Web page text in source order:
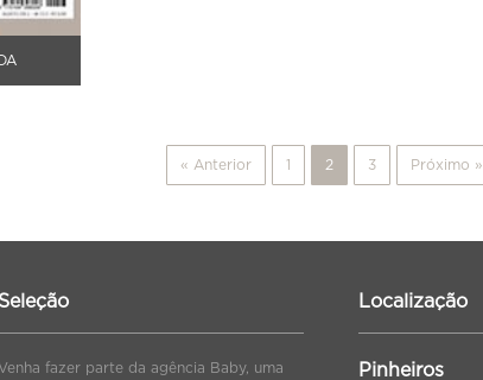
« Anterior 2 3 Próximo »
Seleção
Venha fazer parte da agência Baby, uma
Localização
Pinheiros